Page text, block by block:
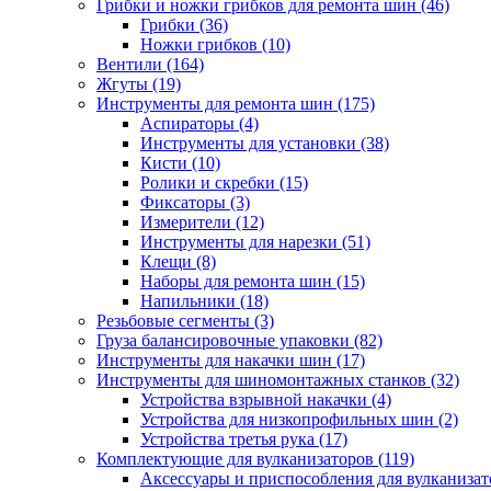
Грибки и ножки грибков для ремонта шин (46)
Грибки (36)
Ножки грибков (10)
Вентили (164)
Жгуты (19)
Инструменты для ремонта шин (175)
Аспираторы (4)
Инструменты для установки (38)
Кисти (10)
Ролики и скребки (15)
Фиксаторы (3)
Измерители (12)
Инструменты для нарезки (51)
Клещи (8)
Наборы для ремонта шин (15)
Напильники (18)
Резьбовые сегменты (3)
Груза балансировочные упаковки (82)
Инструменты для накачки шин (17)
Инструменты для шиномонтажных станков (32)
Устройства взрывной накачки (4)
Устройства для низкопрофильных шин (2)
Устройства третья рука (17)
Комплектующие для вулканизаторов (119)
Аксессуары и приспособления для